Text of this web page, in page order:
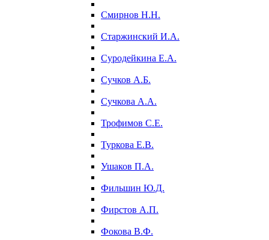
Смирнов Н.Н.
Старжинский И.А.
Суродейкина Е.А.
Сучков А.Б.
Сучкова А.А.
Трофимов С.Е.
Туркова Е.В.
Ушаков П.А.
Фильшин Ю.Д.
Фирстов А.П.
Фокова В.Ф.